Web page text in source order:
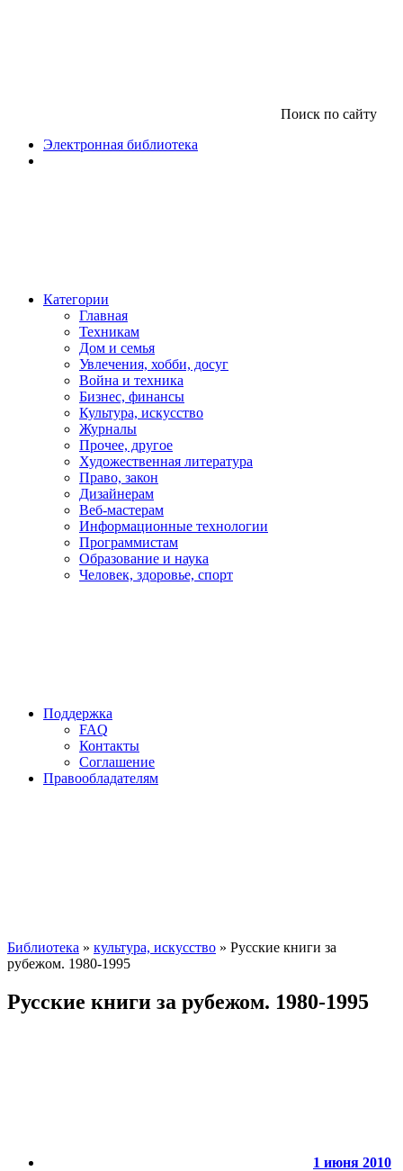
Поиск по сайту
Электронная библиотека
Категории
Главная
Техникам
Дом и семья
Увлечения, хобби, досуг
Война и техника
Бизнес, финансы
Культура, искусство
Журналы
Прочее, другое
Художественная литература
Право, закон
Дизайнерам
Веб-мастерам
Информационные технологии
Программистам
Образование и наука
Человек, здоровье, спорт
Поддержка
FAQ
Контакты
Соглашение
Правообладателям
Библиотека » культура, искусство » Русские книги за
рубежом. 1980-1995
Русские книги за рубежом. 1980-1995
1 июня 2010